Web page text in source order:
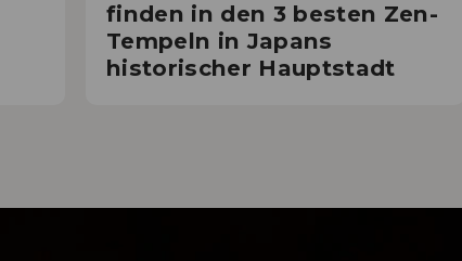
finden in den 3 besten Zen-
Tempeln in Japans
historischer Hauptstadt